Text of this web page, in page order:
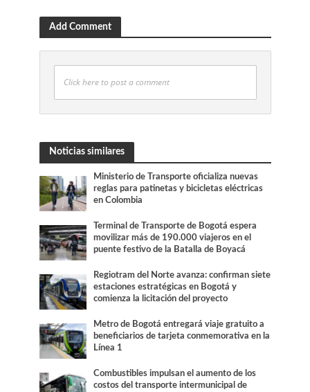
Add Comment
Click here to post a comment
Noticias similares
Ministerio de Transporte oficializa nuevas
reglas para patinetas y bicicletas eléctricas
en Colombia
Terminal de Transporte de Bogotá espera
movilizar más de 190.000 viajeros en el
puente festivo de la Batalla de Boyacá
Regiotram del Norte avanza: confirman siete
estaciones estratégicas en Bogotá y
comienza la licitación del proyecto
Metro de Bogotá entregará viaje gratuito a
beneficiarios de tarjeta conmemorativa en la
Línea 1
Combustibles impulsan el aumento de los
costos del transporte intermunicipal de